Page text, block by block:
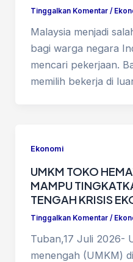
Tinggalkan Komentar /
Malaysia menjadi
bagi warga negara
mencari pekerjaan.
memilih bekerja di
Ekonomi
UMKM TOKO
MAMPU
TENGAH KRISIS
Tinggalkan Komentar /
Tuban,17 Juli 2026-
menengah (UMKM)